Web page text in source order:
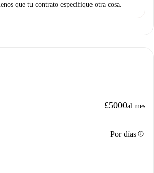
que tu contrato especifique otra cosa.
£5000al mes
Por díasinfo